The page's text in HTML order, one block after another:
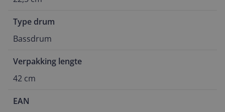
Type drum
Bassdrum
Verpakking lengte
42 cm
EAN